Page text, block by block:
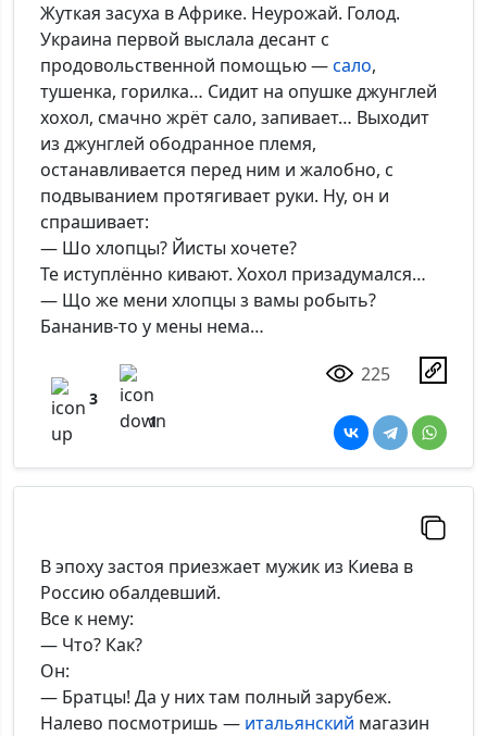
*Максимальное кол-во символов - 500. Ручная модерация.
Добавить
Жуткая засуха в Африке. Неурожай. Голод.
Украина первой выслала десант с
продовольственной помощью —сало,
тушенка, горилка… Сидит на опушке джунглей
хохол, смачно жрёт сало, запивает… Выходит
из джунглей ободранное племя,
останавливается перед ним и жалобно, с
подвыванием протягивает руки. Ну, он и
спрашивает:
— Шо хлопцы? Йисты хочете?
Те иступлённо кивают. Хохол призадумался…
— Що же мени хлопцы з вамы робыть?
Бананив-то у мены нема…
3
1
225
В эпоху застоя приезжает мужик из Киева в
Россию обалдевший.
Все к нему:
— Что? Как?
Он:
— Братцы! Да у них там полный зарубеж.
Налево посмотришь — итальянский магазин